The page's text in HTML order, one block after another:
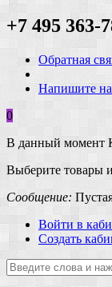
+7 495 363-
Обратная
Напишите
0
В данный момент
Выберите товары
Сообщение:
Войти в
Создать